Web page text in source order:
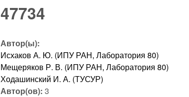
47734
Автор(ы):
Исхаков А. Ю. (ИПУ РАН, Лаборатория 80)
Мещеряков Р. В. (ИПУ РАН, Лаборатория 80)
Ходашинский И. А. (ТУСУР)
Автор(ов):3